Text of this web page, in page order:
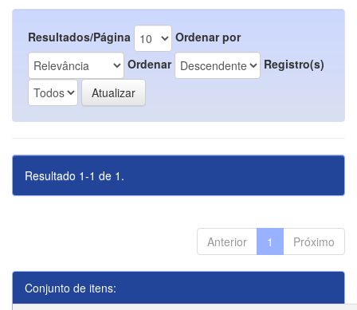
Resultados/Página
Ordenar por
Ordenar
Registro(s)
Resultado 1-1 de 1.
Anterior 1 Próximo
Conjunto de itens: